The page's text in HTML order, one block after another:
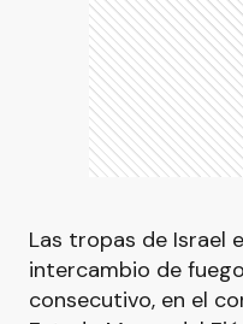
Las tropas de Israel
intercambio de
consecutivo, en el